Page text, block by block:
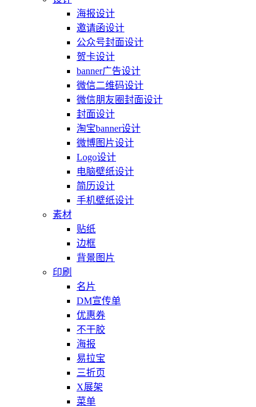
海报设计
邀请函设计
公众号封面设计
贺卡设计
banner广告设计
微信二维码设计
微信朋友圈封面设计
封面设计
淘宝banner设计
微博图片设计
Logo设计
电脑壁纸设计
简历设计
手机壁纸设计
素材
贴纸
边框
背景图片
印刷
名片
DM宣传单
优惠券
不干胶
海报
易拉宝
三折页
X展架
菜单